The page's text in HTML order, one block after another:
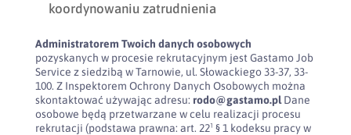
koordynowaniu zatrudnienia
Administratorem Twoich danych osobowych
pozyskanych w procesie rekrutacyjnym jest Gastamo Job
Service z siedzibą w Tarnowie, ul. Słowackiego 33-37, 33-
100. Z Inspektorem Ochrony Danych Osobowych można
skontaktować używając adresu: rodo@gastamo.plDane
osobowe będą przetwarzane w celu realizacji procesu
rekrutacji (podstawa prawna: art. 22¹ § 1 kodeksu pracy w